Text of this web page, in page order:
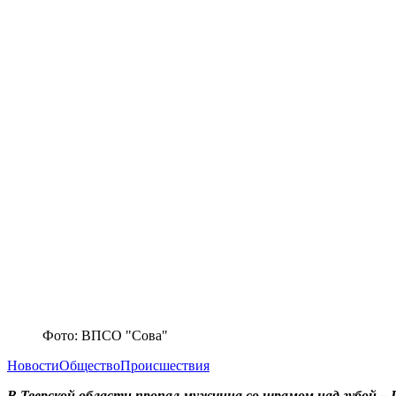
Фото: ВПСО "Сова"
НовостиОбществоПроисшествия